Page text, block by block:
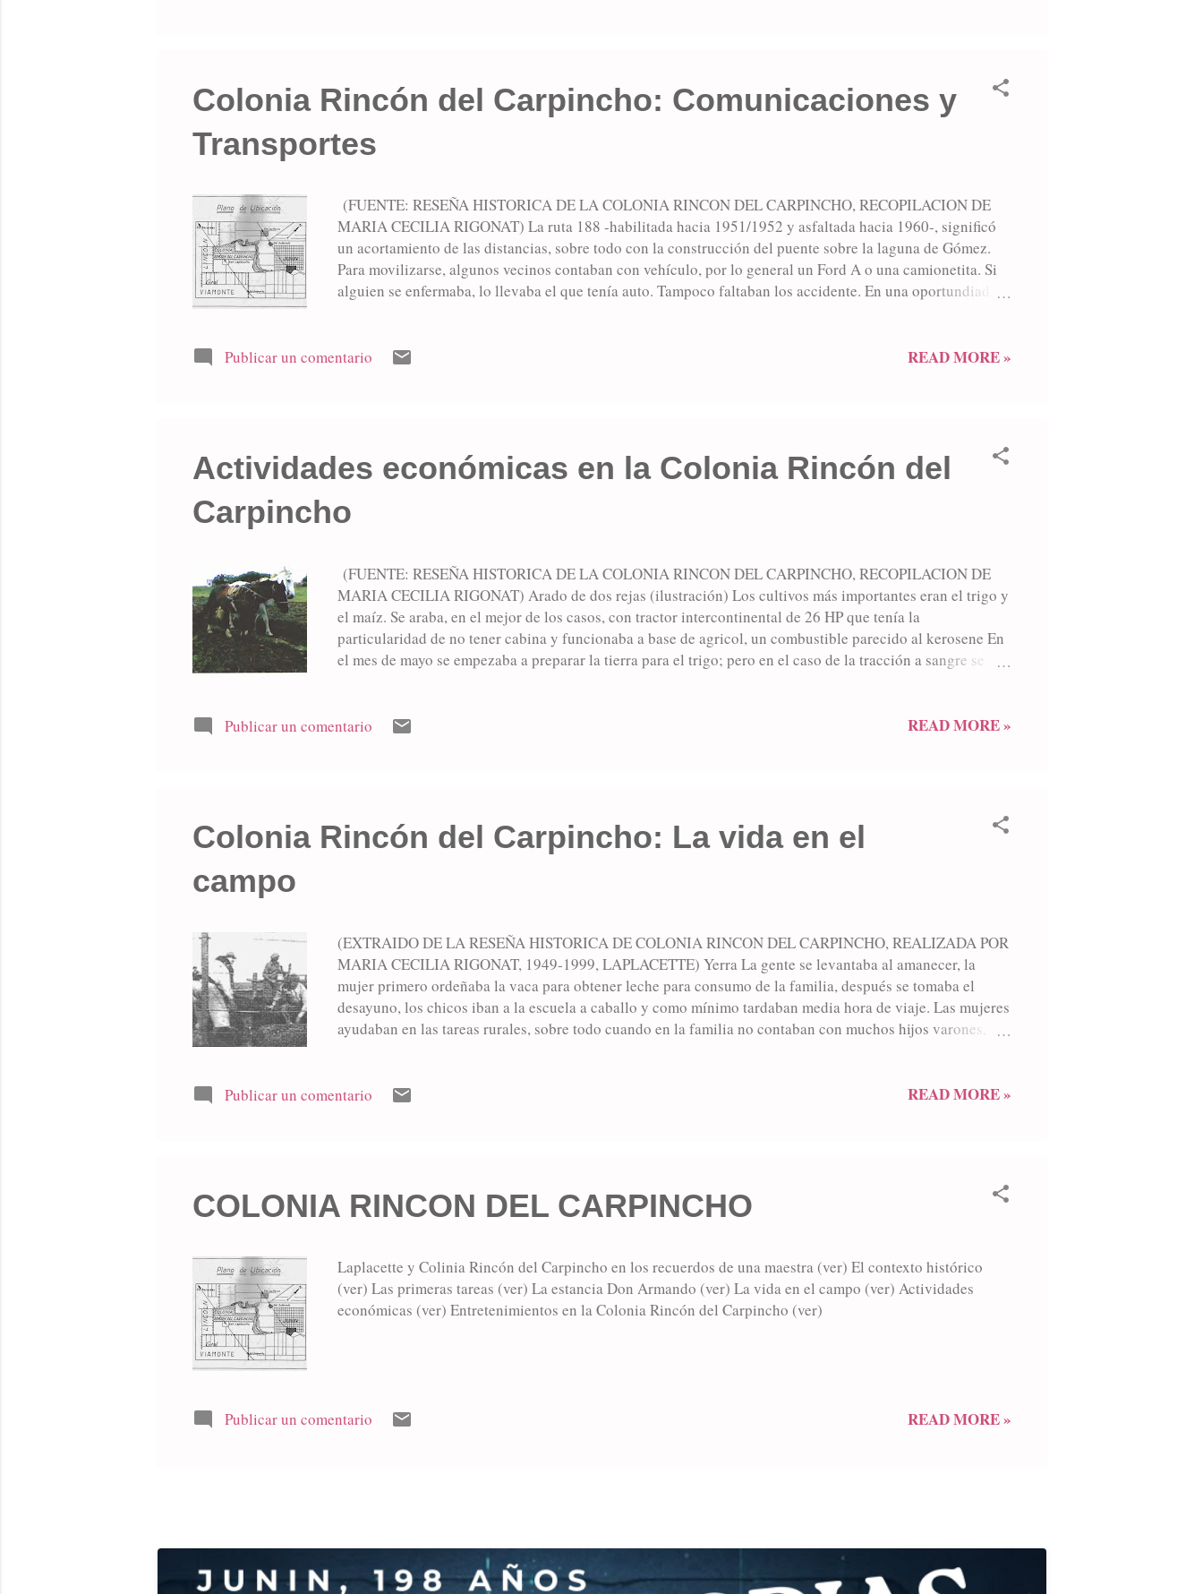
Colonia Rincón del Carpincho: Comunicaciones y
Transportes
(FUENTE: RESEÑA HISTORICA DE LA COLONIA RINCON DEL CARPINCHO, RECOPILACION DE
MARIA CECILIA RIGONAT) La ruta 188 -habilitada hacia 1951/1952 y asfaltada hacia 1960-, significó
un acortamiento de las distancias, sobre todo con la construcción del puente sobre la laguna de Gómez.
Para movilizarse, algunos vecinos contaban con vehículo, por lo general un Ford A o una camionetita. Si
alguien se enfermaba, lo llevaba el que tenía auto. Tampoco faltaban los accidente. En una oportundiad,
por este motivo tenía guardaganados a lo largo de su recorrido. La mala fortuna hizo que en uno de ellos
Publicar un comentario READ MORE »
Actividades económicas en la Colonia Rincón del
Carpincho
(FUENTE: RESEÑA HISTORICA DE LA COLONIA RINCON DEL CARPINCHO, RECOPILACION DE
MARIA CECILIA RIGONAT) Arado de dos rejas (ilustración) Los cultivos más importantes eran el trigo y
el maíz. Se araba, en el mejor de los casos, con tractor intercontinental de 26 HP que tenía la
particularidad de no tener cabina y funcionaba a base de agricol, un combustible parecido al kerosene En
el mes de mayo se empezaba a preparar la tierra para el trigo; pero en el caso de la tracción a sangre se
equipos de trabajo para hacer más rápido. Los arados tirados por tractor eran más grandes, tenían 3 rejas
Publicar un comentario READ MORE »
Colonia Rincón del Carpincho: La vida en el
campo
(EXTRAIDO DE LA RESEÑA HISTORICA DE COLONIA RINCON DEL CARPINCHO, REALIZADA POR
MARIA CECILIA RIGONAT, 1949-1999, LAPLACETTE) Yerra La gente se levantaba al amanecer, la
mujer primero ordeñaba la vaca para obtener leche para consumo de la familia, después se tomaba el
desayuno, los chicos iban a la escuela a caballo y como mínimo tardaban media hora de viaje. Las mujeres
ayudaban en las tareas rurales, sobre todo cuando en la familia no contaban con muchos hijos varones,
carne. Las cocinas eran a leña, primero se tenía un fogón que después fue suplantado por la cocina a
Publicar un comentario READ MORE »
COLONIA RINCON DEL CARPINCHO
Laplacette y Colinia Rincón del Carpincho en los recuerdos de una maestra (ver) El contexto histórico
(ver) Las primeras tareas (ver) La estancia Don Armando (ver) La vida en el campo (ver) Actividades
económicas (ver) Entretenimientos en la Colonia Rincón del Carpincho (ver)
Publicar un comentario READ MORE »